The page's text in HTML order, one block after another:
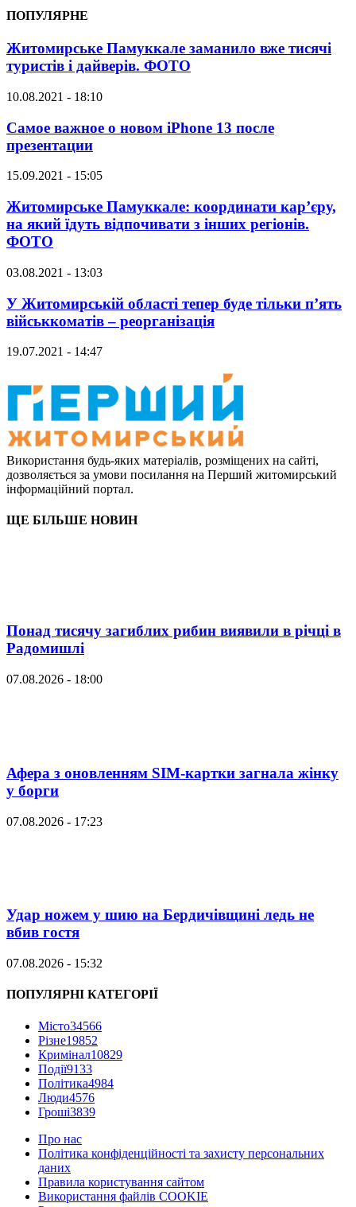
ПОПУЛЯРНЕ
Житомирське Памуккале заманило вже тисячі
туристів і дайверів. ФОТО
10.08.2021 - 18:10
Самое важное о новом iPhone 13 после
презентации
15.09.2021 - 15:05
Житомирське Памуккале: координати кар’єру,
на який їдуть відпочивати з інших регіонів.
ФОТО
03.08.2021 - 13:03
У Житомирській області тепер буде тільки п’ять
військкоматів – реорганізація
19.07.2021 - 14:47
Використання будь-яких матеріалів, розміщених на сайті,
дозволяється за умови посилання на Перший житомирський
інформаційний портал.
ЩЕ БІЛЬШЕ НОВИН
Понад тисячу загиблих рибин виявили в річці в
Радомишлі
07.08.2026 - 18:00
Афера з оновленням SIM-картки загнала жінку
у борги
07.08.2026 - 17:23
Удар ножем у шию на Бердичівщині ледь не
вбив гостя
07.08.2026 - 15:32
ПОПУЛЯРНІ КАТЕГОРІЇ
Місто34566
Різне19852
Кримінал10829
Події9133
Політика4984
Люди4576
Гроші3839
Про нас
Політика конфіденційності та захисту персональних
даних
Правила користування сайтом
Використання файлів COOKIE